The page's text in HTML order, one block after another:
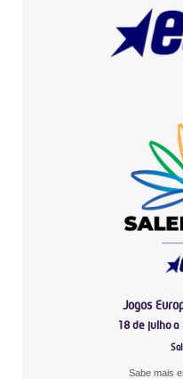
Jogos
18 de julho
Sabe mais